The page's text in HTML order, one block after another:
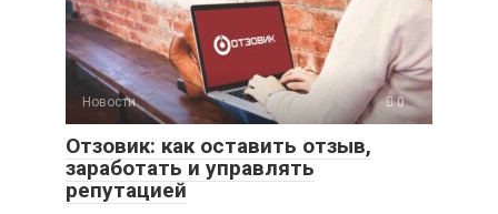
Новости 0
Отзовик: как оставить отзыв,
заработать и управлять
репутацией